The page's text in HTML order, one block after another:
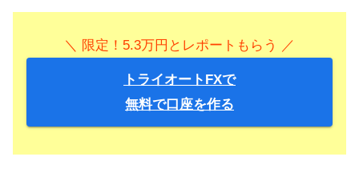
＼ 限定！5.3万円とレポートもらう ／
トライオートFXで
無料で口座を作る